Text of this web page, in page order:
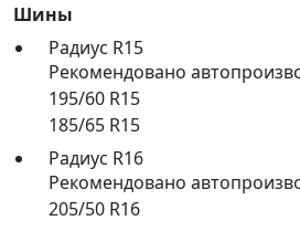
Шины
Радиус R15
Рекомендовано
195/60 R15
185/65 R15
Радиус R16
Рекомендовано
205/50 R16